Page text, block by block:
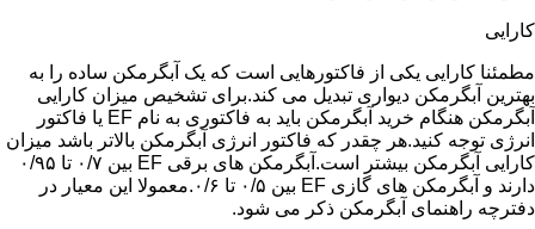
کارایی
مطمئنا کارایی یکی از فاکتورهایی است که یک آبگرمکن ساده را به
بهترین آبگرمکن دیواری تبدیل می کند.برای تشخیص میزان کارایی
آبگرمکن هنگام خرید آبگرمکن باید به فاکتوری به نام EF یا فاکتور
انرژی توجه کنید.هر چقدر که فاکتور انرژی آبگرمکن بالاتر باشد میزان
کارایی آبگرمکن بیشتر است.آبگرمکن های برقی EF بین ۰/۷ تا ۰/۹۵
دارند و آبگرمکن های گازی EF بین ۰/۵ تا ۰/۶.معمولا این معیار در
دفترچه راهنمای آبگرمکن ذکر می شود.